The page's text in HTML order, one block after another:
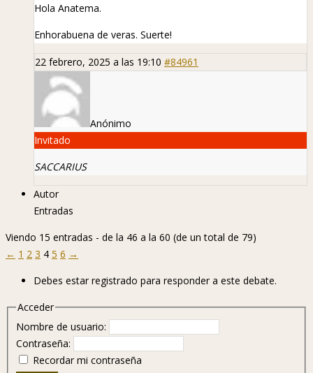
Hola Anatema.
Enhorabuena de veras. Suerte!
22 febrero, 2025 a las 19:10 #84961
Anónimo
Invitado
SACCARIUS
Autor
Entradas
Viendo 15 entradas - de la 46 a la 60 (de un total de 79)
← 1 2 3 4 5 6 →
Debes estar registrado para responder a este debate.
Acceder
Nombre de usuario:
Contraseña:
Recordar mi contraseña